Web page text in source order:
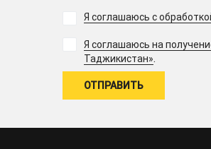
Я соглашаюсь с
Я соглашаюсь на
Таджикистан».